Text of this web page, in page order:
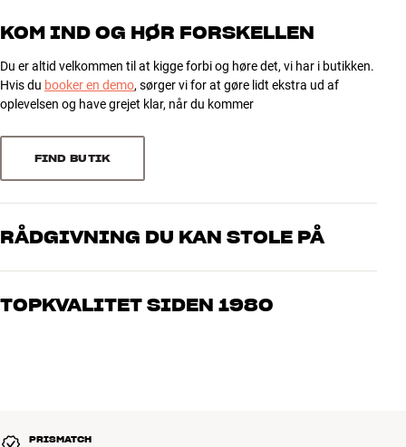
Vægt emballage (kg)
0
GENERELLE EGENSKABER
Hængslet i bund
olivengrøn, rød, sølv
KOM IND OG HØR FORSKELLEN
Du er altid velkommen til at kigge forbi og høre det, vi har i butikken.
Hvis du booker en demo, sørger vi for at gøre lidt ekstra ud af
oplevelsen og have grejet klar, når du kommer
FIND BUTIK
RÅDGIVNING DU KAN STOLE PÅ
Vores medarbejdere er ægte entusiaster, som kender produkterne
os, hvad du drømmer om – så finder vi den løsning, der passer
TOPKVALITET SIDEN 1980
PRISMATCH